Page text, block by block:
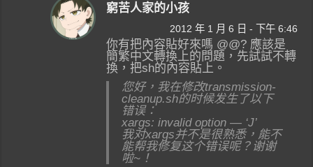
窮苦人家的小孩
2012 年 1 月 6 日 - 下午 6:46
你有把內容貼好來嗎 @@? 應該是
簡繁中文轉換上的問題，先試試不轉
換，把sh的內容貼上。
您好，我在修改transmission-
cleanup.sh的时候发生了以下
错误：
xargs: invalid option — ‘J’
我对xargs并不是很熟悉，能不
能帮我修复这个错误呢？谢谢
啦~！